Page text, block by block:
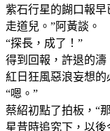
紫石行星的餬口報
走道兒。”阿黃談。
“探長，成了！”
得到回報，許退的濤
紅日狂風惡浪妄想的
“嗯。”
蔡紹初點了拍板，“
星昔時追究下，以後